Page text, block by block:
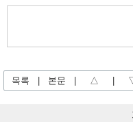
목록 본문 △